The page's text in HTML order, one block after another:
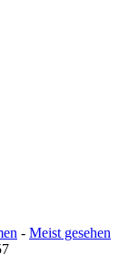
- Meist gesehen